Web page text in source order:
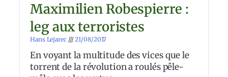
Maximilien Robespierre :
leg aux terroristes
Hans Lejarec 21/08/2017
En voyant la multitude des vices que le
torrent de la révolution a roulés pêle-